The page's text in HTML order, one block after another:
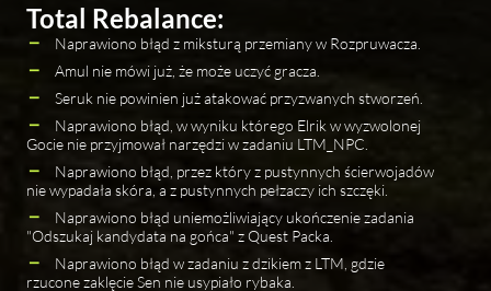
Total Rebalance:
Naprawiono błąd z miksturą przemiany w Rozpruwacza.
Amul nie mówi już, że może uczyć gracza.
Seruk nie powinien już atakować przyzwanych stworzeń.
Naprawiono błąd, w wyniku którego Elrik w wyzwolonej
Gocie nie przyjmował narzędzi w zadaniu LTM_NPC.
Naprawiono błąd, przez który z pustynnych ścierwojadów
nie wypadała skóra, a z pustynnych pełzaczy ich szczęki.
Naprawiono błąd uniemożliwiający ukończenie zadania
"Odszukaj kandydata na gońca" z Quest Packa.
Naprawiono błąd w zadaniu z dzikiem z LTM, gdzie
rzucone zaklęcie Sen nie usypiało rybaka.